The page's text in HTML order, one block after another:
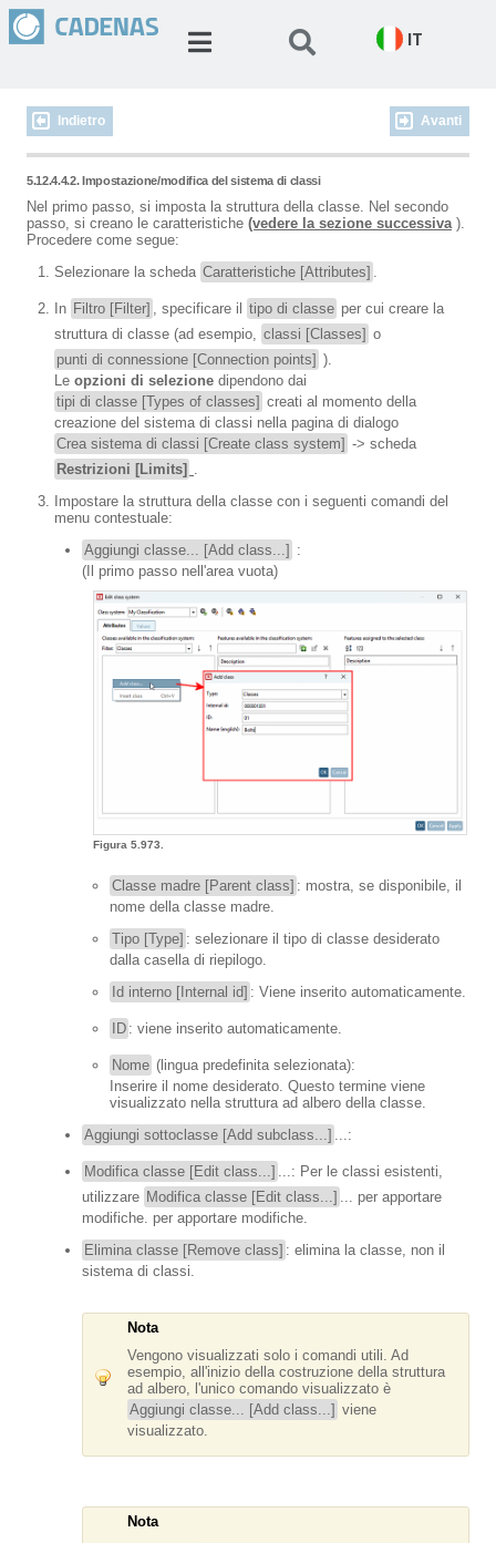
IT
Indietro Avanti
5.12.4.4.2. Impostazione/modifica del sistema di classi
Nel primo passo, si imposta la struttura della classe. Nel secondo
passo, si creano le caratteristiche (vedere la sezione successiva).
Procedere come segue:
Selezionare la scheda Caratteristiche [Attributes] .
In Filtro [Filter] , specificare il tipo di classe per cui creare la
struttura di classe (ad esempio, classi [Classes] o
punti di connessione [Connection points] ).
Le opzioni di selezione dipendono dai
tipi di classe [Types of classes] creati al momento della
creazione del sistema di classi nella pagina di dialogo
Crea sistema di classi [Create class system] -> scheda
Restrizioni [Limits] .
Impostare la struttura della classe con i seguenti comandi del
menu contestuale:
Aggiungi classe... [Add class...] :
(Il primo passo nell'area vuota)
Figura 5.973.
Classe madre [Parent class] : mostra, se disponibile, il
nome della classe madre.
Tipo [Type] : selezionare il tipo di classe desiderato
dalla casella di riepilogo.
Id interno [Internal id] : Viene inserito automaticamente.
ID : viene inserito automaticamente.
Nome (lingua predefinita selezionata):
Inserire il nome desiderato. Questo termine viene
visualizzato nella struttura ad albero della classe.
Aggiungi sottoclasse [Add subclass...]
:
Modifica classe [Edit class...]
...: Per le classi esistenti,
utilizzare Modifica classe [Edit class...]
... per apportare
modifiche. per apportare modifiche.
Elimina classe [Remove class] : elimina la classe, non il
sistema di classi.
Nota
Vengono visualizzati solo i comandi utili. Ad
esempio, all'inizio della costruzione della struttura
ad albero, l'unico comando visualizzato è
Aggiungi classe... [Add class...] viene
visualizzato.
Nota